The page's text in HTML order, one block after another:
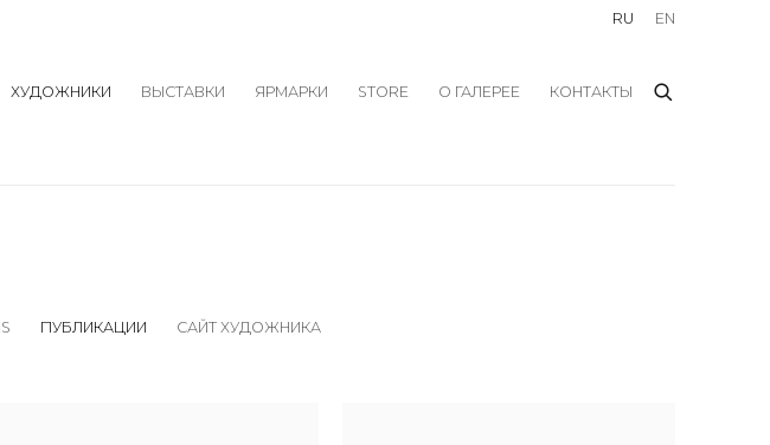
ХУДОЖНИКИ ВЫСТАВКИ ЯРМАРКИ STORE О ГАЛЕРЕЕ КОНТАКТЫ
RU EN
ПУБЛИКАЦИИ САЙТ ХУДОЖНИКА